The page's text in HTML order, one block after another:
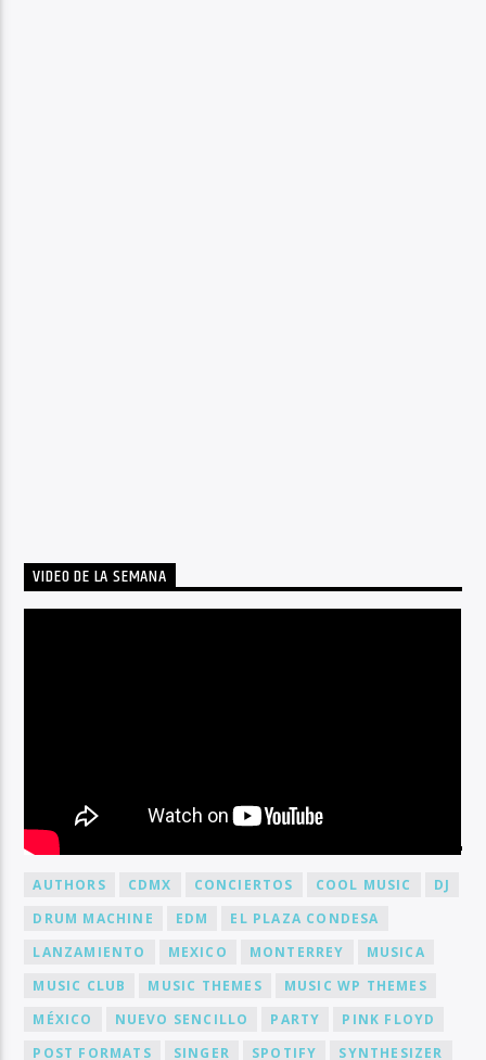
VIDEO DE LA SEMANA
BY TAG
AUTHORS CDMX CONCIERTOS COOL MUSIC
DJ
DRUM MACHINE
EDM
EL PLAZA CONDESA
LANZAMIENTO
MEXICO MONTERREY
MUSICA
MUSIC CLUB
MUSIC THEMES
MUSIC WP THEMES
MÉXICO
NUEVO SENCILLO PARTY
PINK FLOYD
POST FORMATS
SINGER SPOTIFY SYNTHESIZER